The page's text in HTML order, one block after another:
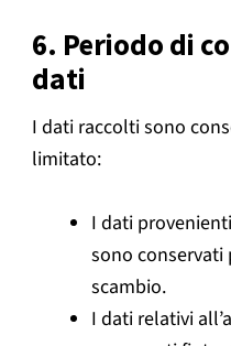
6. Periodo di
dati
I dati raccolti sono
limitato:
I dati
sono conservati
scambio.
I dati relativi